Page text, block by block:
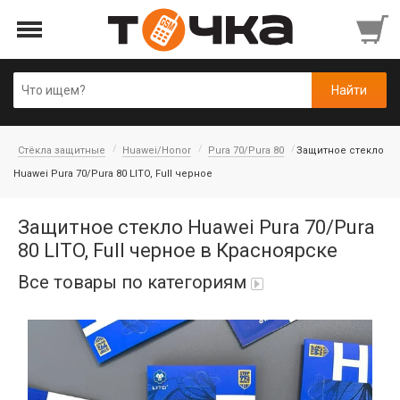
Стёкла защитные Huawei/Honor Pura 70/Pura 80
Защитное стекло
Huawei Pura 70/Pura 80 LITO, Full черное
Защитное стекло Huawei Pura 70/Pura
80 LITO, Full черное в Красноярске
Все товары по категориям
Автопарфюм
Аккумуляторы портативные